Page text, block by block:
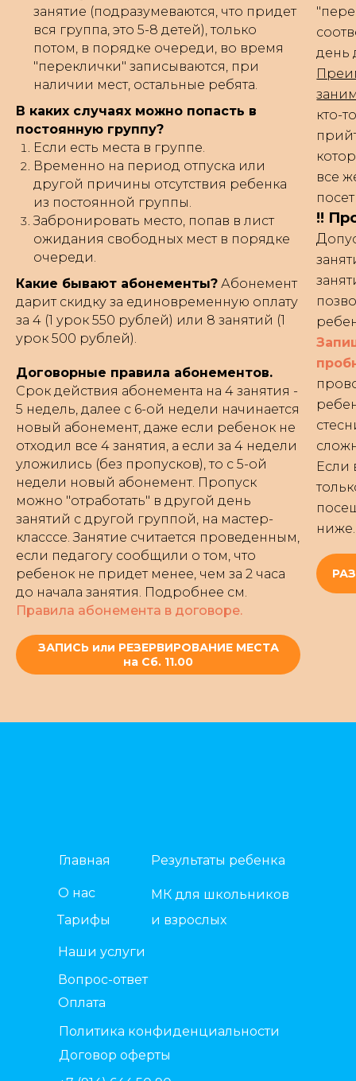
занятие (подразумеваются, что придет
вся группа, это 5-8 детей), только
потом, в порядке очереди, во время
"переклички" записываются, при
наличии мест, остальные ребята.
В каких случаях можно попасть в
постоянную группу?
Если есть места в группе.
Временно на период отпуска или
другой причины отсутствия ребенка
из постоянной группы.
Забронировать место, попав в лист
ожидания свободных мест в порядке
очереди.
Какие бывают абонементы? Абонемент
дарит скидку за единовременную оплату
за 4 (1 урок 550 рублей) или 8 занятий (1
урок 500 рублей).
Договорные правила абонементов.
Срок действия абонемента на 4 занятия -
5 недель, далее с 6-ой недели начинается
новый абонемент, даже если ребенок не
отходил все 4 занятия, а если за 4 недели
уложились (без пропусков), то с 5-ой
недели новый абонемент. Пропуск
можно "отработать" в другой день
занятий с другой группой, на мастер-
класссе. Занятие считается проведенным,
если педагогу сообщили о том, что
ребенок не придет менее, чем за 2 часа
до начала занятия. Подробнее см.
Правила абонемента в договоре.
ЗАПИСЬ или РЕЗЕРВИРОВАНИЕ МЕСТА
на Сб. 11.00
день
кто-
все
!!
Д
Если
Главная
О нас
Тарифы
Результаты ребенка
Договор оферты
Политика конфиденциальности
Наши услуги
Оплата
Вопрос-ответ
МК для школьников
и взрослых